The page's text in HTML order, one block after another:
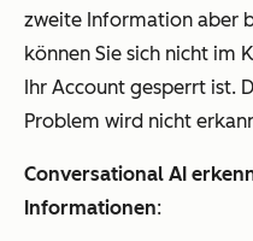
zweite Information aber
können Sie sich nicht im
Ihr Account gesperrt ist.
Problem wird nicht
Conversational AI
Informationen: